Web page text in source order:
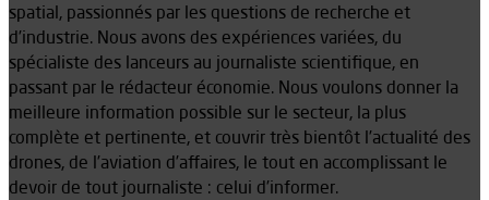
spatial, passionnés par les questions de recherche et
d’industrie. Nous avons des expériences variées, du
spécialiste des lanceurs au journaliste scientifique, en
passant par le rédacteur économie. Nous voulons donner la
meilleure information possible sur le secteur, la plus
complète et pertinente, et couvrir très bientôt l’actualité des
drones, de l’aviation d’affaires, le tout en accomplissant le
devoir de tout journaliste : celui d’informer.